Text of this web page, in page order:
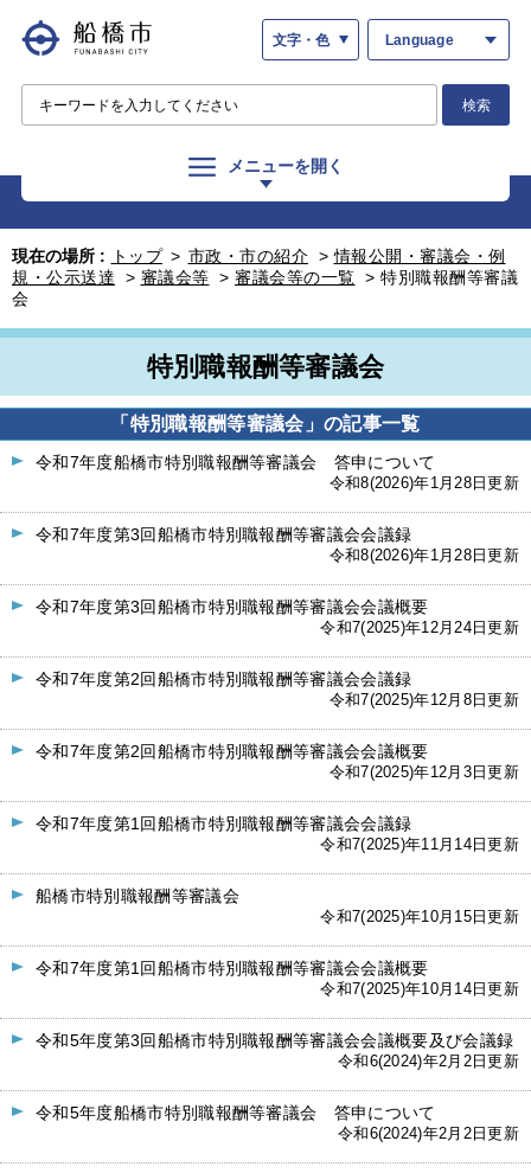
文字・色 Language
検索
メニューを開く
現在の場所 : トップ > 市政・市の紹介 >情報公開・審議会・例
規・公示送達
> 審議会等 > 審議会等の一覧 > 特別職報酬等審議
会
特別職報酬等審議会
「特別職報酬等審議会」の記事一覧
令和7年度船橋市特別職報酬等審議会 答申について
令和8(2026)年1月28日更新
令和7年度第3回船橋市特別職報酬等審議会会議録
令和8(2026)年1月28日更新
令和7年度第3回船橋市特別職報酬等審議会会議概要
令和7(2025)年12月24日更新
令和7年度第2回船橋市特別職報酬等審議会会議録
令和7(2025)年12月8日更新
令和7年度第2回船橋市特別職報酬等審議会会議概要
令和7(2025)年12月3日更新
令和7年度第1回船橋市特別職報酬等審議会会議録
令和7(2025)年11月14日更新
船橋市特別職報酬等審議会
令和7(2025)年10月15日更新
令和7年度第1回船橋市特別職報酬等審議会会議概要
令和7(2025)年10月14日更新
令和5年度第3回船橋市特別職報酬等審議会会議概要及び会議録
令和6(2024)年2月2日更新
令和5年度船橋市特別職報酬等審議会 答申について
令和6(2024)年2月2日更新